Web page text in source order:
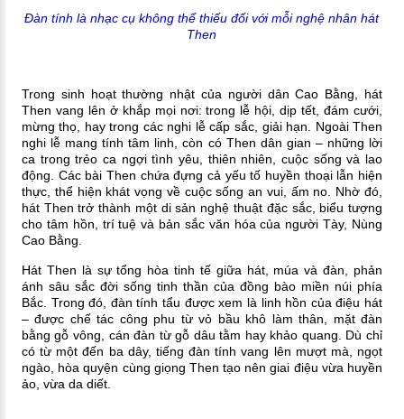
Đàn tính là nhạc cụ không thể thiếu đối với mỗi nghệ nhân hát
Then
Trong sinh hoạt thường nhật của người dân Cao Bằng, hát
Then vang lên ở khắp mọi nơi: trong lễ hội, dịp tết, đám cưới,
mừng thọ, hay trong các nghi lễ cấp sắc, giải hạn. Ngoài Then
nghi lễ mang tính tâm linh, còn có Then dân gian – những lời
ca trong trẻo ca ngợi tình yêu, thiên nhiên, cuộc sống và lao
động. Các bài Then chứa đựng cả yếu tố huyền thoại lẫn hiện
thực, thể hiện khát vọng về cuộc sống an vui, ấm no. Nhờ đó,
hát Then trở thành một di sản nghệ thuật đặc sắc, biểu tượng
cho tâm hồn, trí tuệ và bản sắc văn hóa của người Tày, Nùng
Cao Bằng.
Hát Then là sự tổng hòa tinh tế giữa hát, múa và đàn, phản
ánh sâu sắc đời sống tinh thần của đồng bào miền núi phía
Bắc. Trong đó, đàn tính tẩu được xem là linh hồn của điệu hát
– được chế tác công phu từ vỏ bầu khô làm thân, mặt đàn
bằng gỗ vông, cán đàn từ gỗ dâu tằm hay khảo quang. Dù chỉ
có từ một đến ba dây, tiếng đàn tính vang lên mượt mà, ngọt
ngào, hòa quyện cùng giọng Then tạo nên giai điệu vừa huyền
ảo, vừa da diết.